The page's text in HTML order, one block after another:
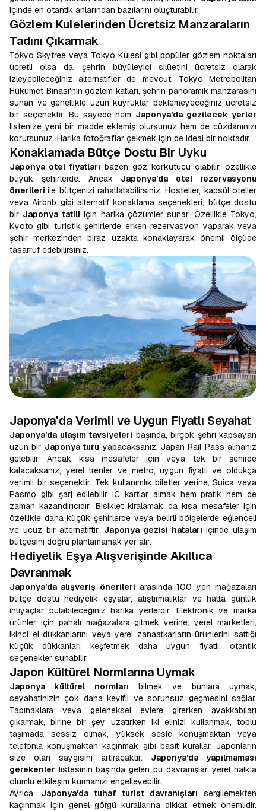
içinde en otantik anlarından bazılarını oluşturabilir.
Gözlem Kulelerinden Ücretsiz Manzaraların
Tadını Çıkarmak
Tokyo Skytree veya Tokyo Kulesi gibi popüler gözlem noktaları
ücretli olsa da, şehrin büyüleyici silüetini ücretsiz olarak
izleyebileceğiniz alternatifler de mevcut. Tokyo Metropolitan
Hükümet Binası'nın gözlem katları, şehrin panoramik manzarasını
sunan ve genellikle uzun kuyruklar beklemeyeceğiniz ücretsiz
bir seçenektir. Bu sayede hem Japonya'da gezilecek yerler
listenize yeni bir madde eklemiş olursunuz hem de cüzdanınızı
korursunuz. Harika fotoğraflar çekmek için de ideal bir noktadır.
Konaklamada Bütçe Dostu Bir Uyku
Japonya otel fiyatları bazen göz korkutucu olabilir, özellikle
büyük şehirlerde. Ancak Japonya’da otel rezervasyonu
önerileriile bütçenizi rahatlatabilirsiniz. Hosteller, kapsül oteller
veya Airbnb gibi alternatif konaklama seçenekleri, bütçe dostu
bir Japonya tatili için harika çözümler sunar. Özellikle Tokyo,
Kyoto gibi turistik şehirlerde erken rezervasyon yaparak veya
şehir merkezinden biraz uzakta konaklayarak önemli ölçüde
tasarruf edebilirsiniz.
Japonya'da Verimli ve Uygun Fiyatlı Seyahat
Japonya’da ulaşım tavsiyeleri başında, birçok şehri kapsayan
uzun bir Japonya turu yapacaksanız, Japan Rail Pass almanız
gelebilir. Ancak kısa mesafeler için veya tek bir şehirde
kalacaksanız, yerel trenler ve metro, uygun fiyatlı ve oldukça
verimli bir seçenektir. Tek kullanımlık biletler yerine, Suica veya
Pasmo gibi şarj edilebilir IC kartlar almak hem pratik hem de
zaman kazandırıcıdır. Bisiklet kiralamak da kısa mesafeler için
özellikle daha küçük şehirlerde veya belirli bölgelerde eğlenceli
ve ucuz bir alternatiftir. Japonya gezisi hataları içinde ulaşım
bütçesini doğru planlamamak yer alır.
Hediyelik Eşya Alışverişinde Akıllıca
Davranmak
Japonya’da alışveriş önerileri arasında 100 yen mağazaları
bütçe dostu hediyelik eşyalar, atıştırmalıklar ve hatta günlük
ihtiyaçlar bulabileceğiniz harika yerlerdir. Elektronik ve marka
ürünler için pahalı mağazalara gitmek yerine, yerel marketleri,
ikinci el dükkanlarını veya yerel zanaatkarların ürünlerini sattığı
küçük dükkanları keşfetmek daha uygun fiyatlı, otantik
seçenekler sunabilir.
Japon Kültürel Normlarına Uymak
Japonya kültürel normları bilmek ve bunlara uymak,
seyahatinizin çok daha keyifli ve sorunsuz geçmesini sağlar.
Tapınaklara veya geleneksel evlere girerken ayakkabıları
çıkarmak, birine bir şey uzatırken iki elinizi kullanmak, toplu
taşımada sessiz olmak, yüksek sesle konuşmaktan veya
telefonla konuşmaktan kaçınmak gibi basit kurallar, Japonların
size olan saygısını artıracaktır. Japonya'da yapılmaması
gerekenler listesinin başında gelen bu davranışlar, yerel halkla
olumlu etkileşim kurmanızı engelleyebilir.
Ayrıca, Japonya'da tuhaf turist davranışları sergilemekten
kaçınmak için genel görgü kurallarına dikkat etmek önemlidir.